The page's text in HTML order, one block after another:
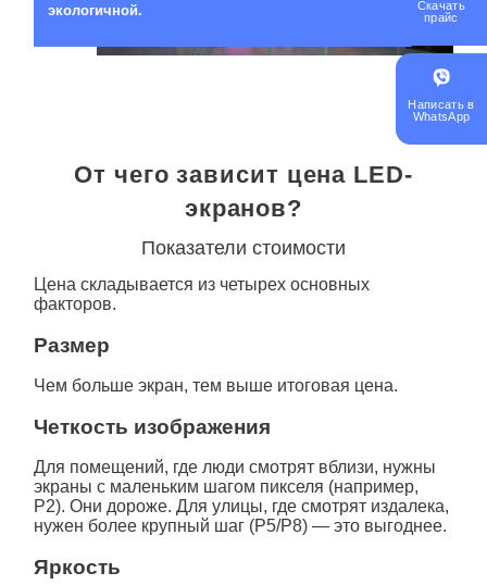
экологичной.
От чего зависит цена LED-
экранов?
Показатели стоимости
Цена складывается из четырех основных
факторов.
Размер
Чем больше экран, тем выше итоговая цена.
Четкость изображения
Для помещений, где люди смотрят вблизи, нужны
экраны с маленьким шагом пикселя (например,
P2). Они дороже. Для улицы, где смотрят издалека,
нужен более крупный шаг (P5/P8) — это выгоднее.
Яркость
Скачать
прайс
Написать в
WhatsApp